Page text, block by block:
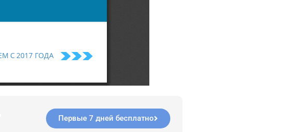
Первые 7 дней бесплатно